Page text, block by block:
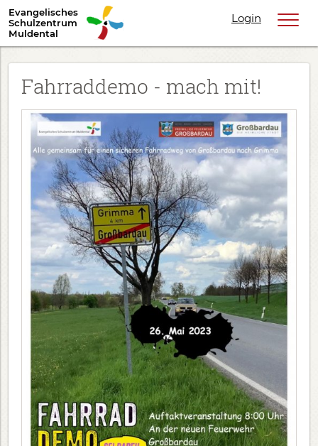
Evangelisches
Schulzentrum
Muldental
Login
Fahrraddemo - mach mit!